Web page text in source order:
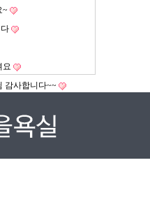
~
요
감사합니다~~